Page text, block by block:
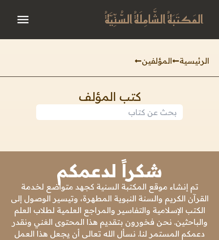
المَكتَبَةُ الشَّامِلَةُ السُّنِّيَّةُ
الرئيسية المؤلفين
كتب المؤلف
شكراً لدعمكم
تم إنشاء موقع المكتبة السنية كجهد متواضع لخدمة
القرآن الكريم والسنة النبوية المطهرة، وتيسير الوصول إلى
الكتب الإسلامية والتفاسير والمراجع العلمية لطلاب العلم
والباحثين. نحن فخورون بتقديم هذا المحتوى الغني ونقدر
دعمكم المستمر لنا. نسأل الله تعالى أن يجعل هذا العمل